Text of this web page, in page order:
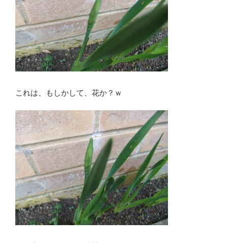
これは、もしかして、花か？ｗ